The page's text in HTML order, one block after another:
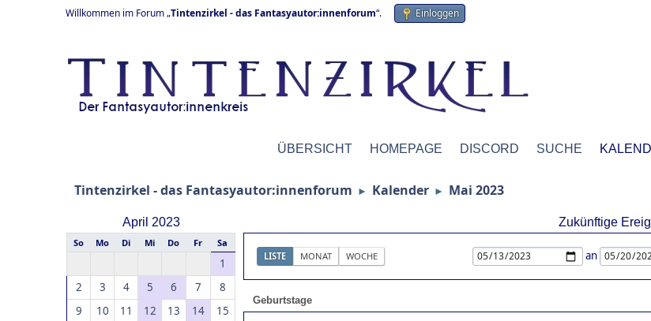
Willkommen im Forum „Tintenzirkel - das Fantasyautor:innenforum“. Einloggen
ÜBERSICHT HOMEPAGE DISCORD SUCHE
Tintenzirkel - das Fantasyautor:innenforum ► Kalender ► Mai 2023
April 2023
So Mo Di Mi Do Fr Sa
1
2
3 4 5 6 7
8
9
10 11 12 13 14
15
Zukünftige
LISTE MONAT WOCHE an
Geburtstage